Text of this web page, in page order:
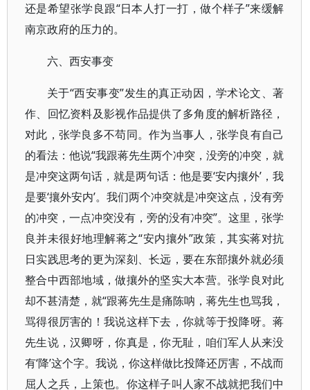
还是希望张学良跟“日本人打一打，做个样子”来缓解
南京政府的压力的。
六、西安事变
关于“西安事变”发生的真正动因，学术论文、著
作、回忆资料及影视作品提供了多角度的解析路径，
对此，张学良多不苟同。作为当事人，张学良有自己
的看法：他说“我跟蒋先生两个冲突，没旁的冲突，就
是冲突这两句话，就是两句话：他是要‘安内攘外’，我
是要‘攘外安内’。我们两个冲突就是冲突这点，没有旁
的冲突，一点冲突没有，旁的没有冲突”。这里，张学
良并未很好地理解蒋之“安内攘外”政策，其实蒋对抗
日实践思考的更为深刻、长远，要在东部攘外就必须
整合中西部地域，做攘外的坚实大本营。张学良对此
却不甚清楚，就“跟蒋先生是痛陈呐，蒋先生也骂我，
骂得很厉害的！我说这样下去，你就等于投降呀。蒋
先生说，汉卿呀，你真是，你无耻，咱们军人从来没
有‘降’这个字。我说，你这样做比投降还厉害，不战而
屈人之兵，上策也。你这样子叫人家不战就把我们中